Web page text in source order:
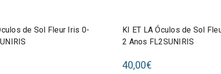
de Sol Fleur Iris 0-
KI ET LA Óculos de Sol
2 Anos FL2SUNIRIS
40,00€